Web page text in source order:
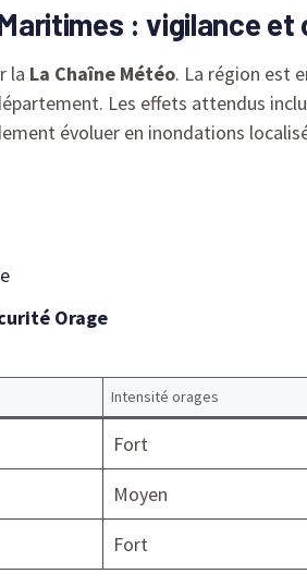
: vigilance et
la La Chaîne Météo. La région est
Les effets attendus
évoluer en inondations
Orage
Intensité orages
Fort
Moyen
Fort